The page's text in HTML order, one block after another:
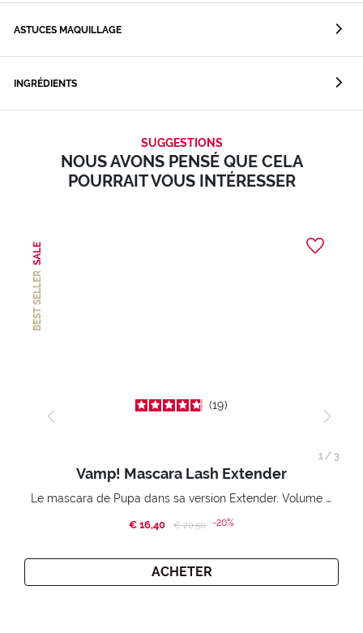
ASTUCES MAQUILLAGE
INGRÉDIENTS
SUGGESTIONS
NOUS AVONS PENSÉ QUE CELA
POURRAIT VOUS INTÉRESSER
BEST SELLER
SALE
19
Vamp! Mascara Lash Extender
Le mascara de Pupa dans sa version Extender. Volume extension 3D. Des cils amplifiés et liftés à l’infini.
€ 16,40 Price reduced from
€ 20,50to-20%
ACHETER
1/ 3